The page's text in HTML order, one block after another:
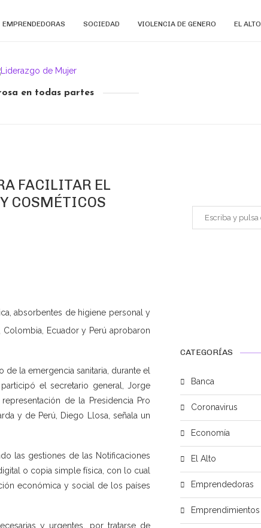
EMPRENDEDORAS SOCIEDAD VIOLENCIA DE GENERO EL ALTO
en todas partes
FACILITAR EL
COSMÉTICOS
absorbentes de higiene personal y
Ecuador y Perú aprobaron
la emergencia sanitaria, durante el
el secretario general, Jorge
de la Presidencia Pro
y de Perú, Diego Llosa, señala un
las gestiones de las Notificaciones
o copia simple física, con lo cual
económica y social de los países
y urgentes, por tratarse de
CATEGORÍAS
Banca
Coronavirus
Economía
El Alto
Emprendedoras
Emprendimientos